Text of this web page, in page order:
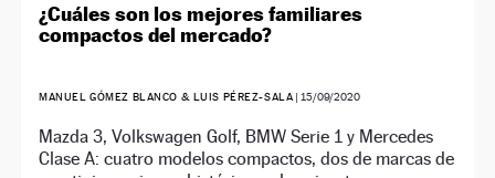
¿Cuáles son los mejores familiares
compactos del mercado?
MANUEL GÓMEZ BLANCO & LUIS PÉREZ-SALA | 15/09/2020
Mazda 3, Volkswagen Golf, BMW Serie 1 y Mercedes
Clase A: cuatro modelos compactos, dos de marcas de